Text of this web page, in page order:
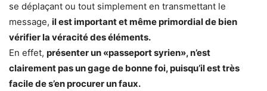
se déplaçant ou tout simplement en transmettant le
message, il est important et même primordial de bien
vérifier la véracité des éléments.
En effet, présenter un «passeport syrien», n’est
clairement pas un gage de bonne foi, puisqu’il est très
facile de s’en procurer un faux.